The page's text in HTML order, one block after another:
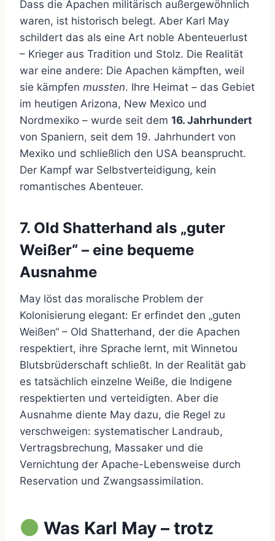
Dass die Apachen militärisch außergewöhnlich
waren, ist historisch belegt. Aber Karl May
schildert das als eine Art noble Abenteuerlust
– Krieger aus Tradition und Stolz. Die Realität
war eine andere: Die Apachen kämpften, weil
sie kämpfen mussten. Ihre Heimat – das Gebiet
im heutigen Arizona, New Mexico und
Nordmexiko – wurde seit dem 16. Jahrhundert
von Spaniern, seit dem 19. Jahrhundert von
Mexiko und schließlich den USA beansprucht.
Der Kampf war Selbstverteidigung, kein
romantisches Abenteuer.
7. Old Shatterhand als „guter
Weißer“ – eine bequeme
Ausnahme
May löst das moralische Problem der
Kolonisierung elegant: Er erfindet den „guten
Weißen“ – Old Shatterhand, der die Apachen
respektiert, ihre Sprache lernt, mit Winnetou
Blutsbrüderschaft schließt. In der Realität gab
es tatsächlich einzelne Weiße, die Indigene
respektierten und verteidigten. Aber die
Ausnahme diente May dazu, die Regel zu
verschweigen: systematischer Landraub,
Vertragsbrechung, Massaker und die
Vernichtung der Apache-Lebensweise durch
Reservation und Zwangsassimilation.
Was Karl May – trotz